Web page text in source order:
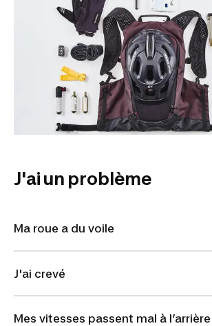
J'ai un problème
Ma roue a du voile
J'ai crevé
Mes vitesses passent mal à l’arrière